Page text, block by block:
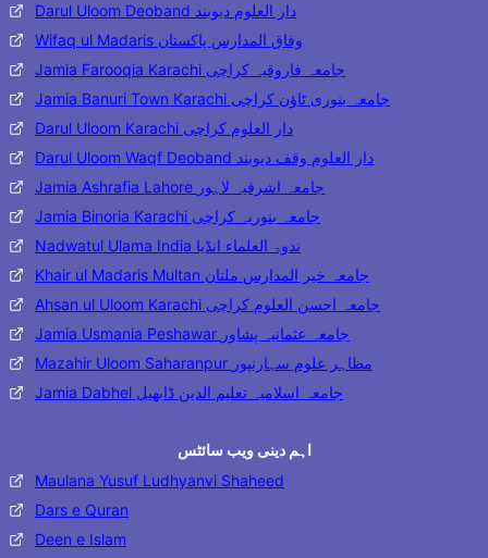
Darul Uloom Deoband دار العلوم دیوبند
Wifaq ul Madaris وفاق المدارس پاکستان
Jamia Farooqia Karachi جامعہ فاروقیہ کراچی
Jamia Banuri Town Karachi جامعہ بنوری ٹاؤن کراچی
Darul Uloom Karachi دار العلوم کراچی
Darul Uloom Waqf Deoband دار العلوم وقف دیوبند
Jamia Ashrafia Lahore جامعہ اشرفیہ لاہور
Jamia Binoria Karachi جامعہ بنوریہ کراچی
Nadwatul Ulama India ندوۃ العلماء انڈیا
Khair ul Madaris Multan جامعہ خیر المدارس ملتان
Ahsan ul Uloom Karachi جامعہ احسن العلوم کراچی
Jamia Usmania Peshawar جامعہ عثمانیہ پشاور
Mazahir Uloom Saharanpur مظاہر علوم سہارنپور
Jamia Dabhel جامعہ اسلامیہ تعلیم الدین ڈابھیل
اہم دینی ویب سائٹس
Maulana Yusuf Ludhyanvi Shaheed
Dars e Quran
Deen e Islam